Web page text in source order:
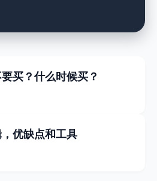
买？什么时候买？
优缺点和工具